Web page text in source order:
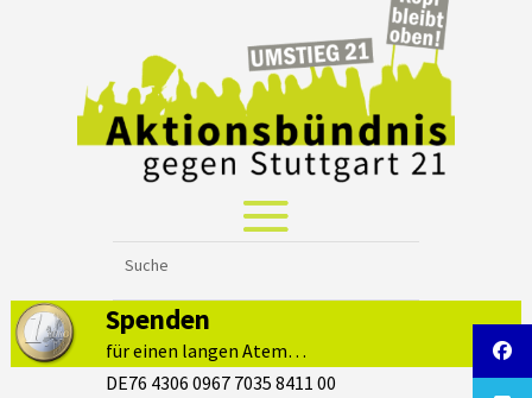
Spenden
für einen langen Atem…
DE76 4306 0967 7035 8411 00